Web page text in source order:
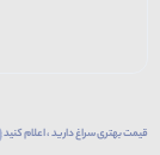
قیمت بهتری سراغ دارید ، اعلام کنید